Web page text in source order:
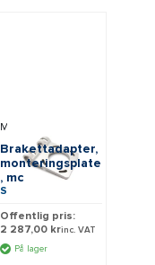
Brakettadapter,
monteringsplate
, mc
SKU: M2371959
Minn Kota
Offentlig pris:
2 287,00 krinc. VAT
På lager